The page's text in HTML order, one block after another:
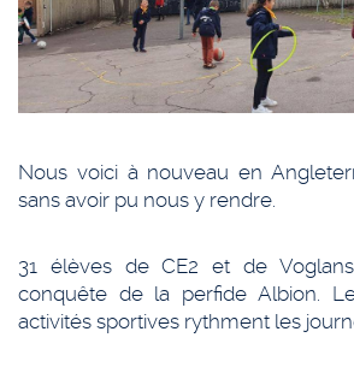
Nous voici à nouveau en
sans avoir pu nous y rendre.
31 élèves de CE2 et de
conquête de la perfide Albion.
activités sportives rythment les